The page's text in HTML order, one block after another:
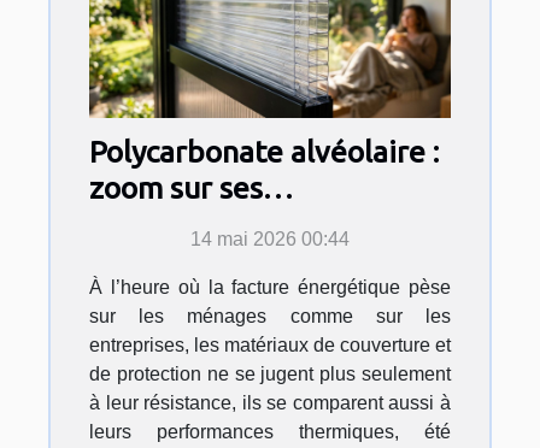
Polycarbonate alvéolaire :
zoom sur ses
performances thermiques
14 mai 2026 00:44
À l’heure où la facture énergétique pèse
sur les ménages comme sur les
entreprises, les matériaux de couverture et
de protection ne se jugent plus seulement
à leur résistance, ils se comparent aussi à
leurs performances thermiques, été